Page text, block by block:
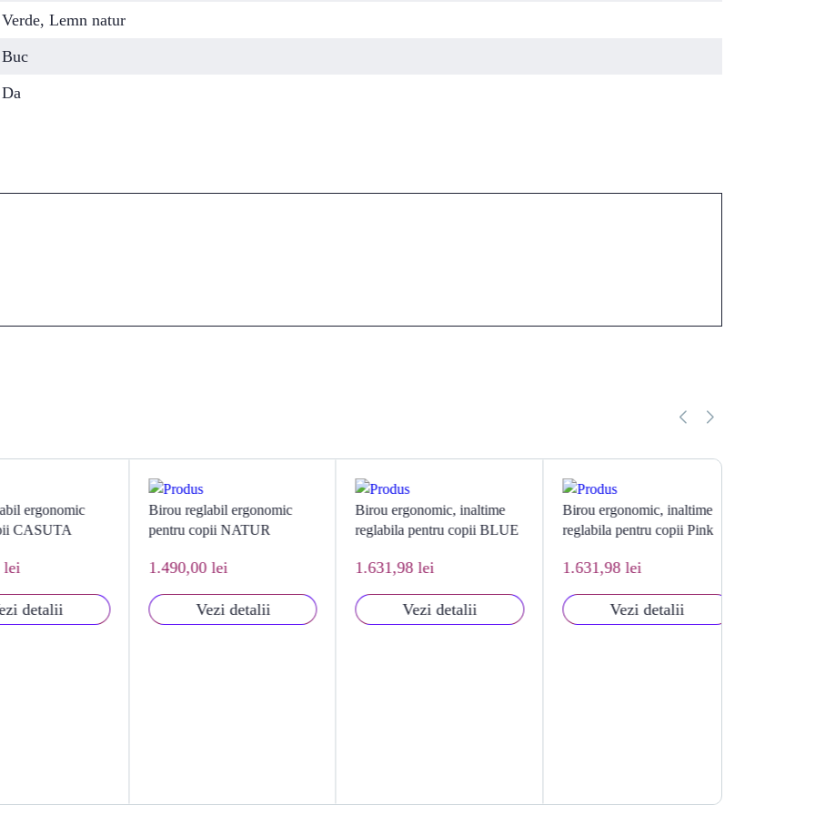
Verde, Lemn natur
Buc
Da
Birou reglabil ergonomic
pentru copii NATUR
1.490,00 lei
Vezi detalii
Birou ergonomic, inaltime
reglabila pentru copii BLUE
1.631,98 lei
Vezi detalii
Birou ergonomic, inaltime
reglabila pentru copii Pink
1.631,98 lei
Vezi detalii